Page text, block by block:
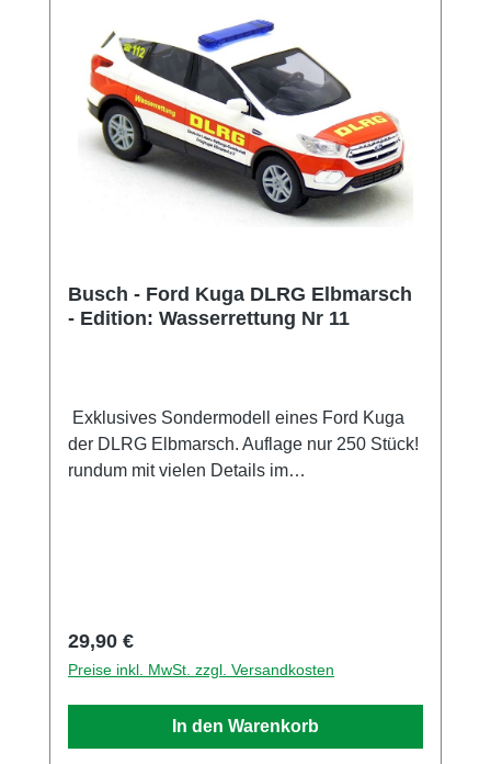
Busch - Ford Kuga DLRG Elbmarsch
- Edition: Wasserrettung Nr 11
Exklusives Sondermodell eines Ford Kuga
der DLRG Elbmarsch. Auflage nur 250 Stück!
rundum mit vielen Details im
Hessen, 68519, DE E-Mail info@busch-
model.com Telefon 06204-600710
Regulärer Preis:
29,90 €
Preise inkl. MwSt. zzgl. Versandkosten
In den Warenkorb